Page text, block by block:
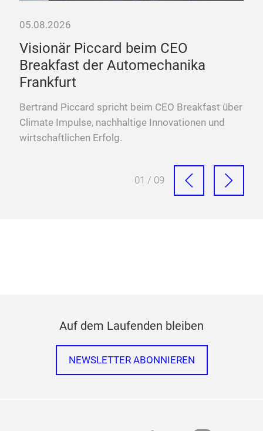
05.08.2026
Visionär Piccard beim CEO
Breakfast der Automechanika
Frankfurt
Bertrand Piccard spricht beim CEO Breakfast über
Climate Impulse, nachhaltige Innovationen und
wirtschaftlichen Erfolg.
01 / 09
Auf dem Laufenden bleiben
NEWSLETTER ABONNIEREN